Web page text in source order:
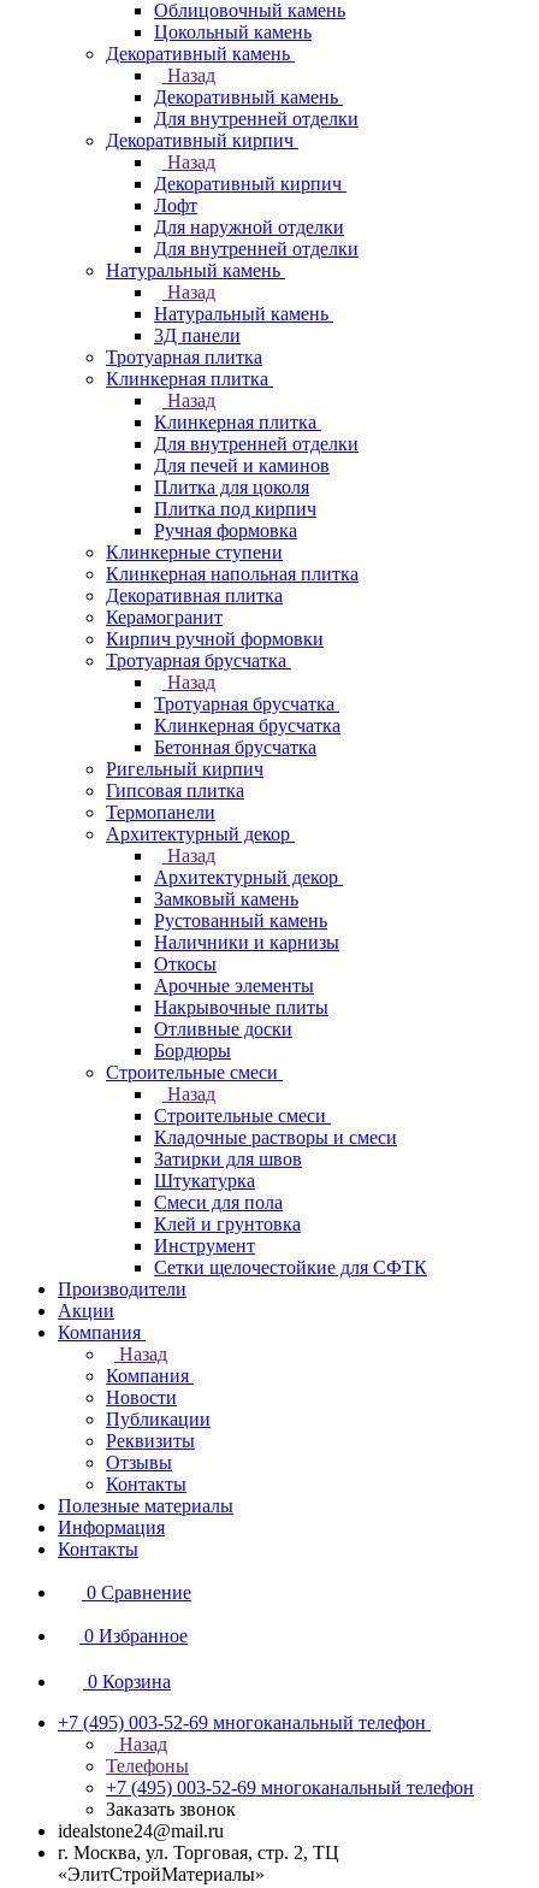
Облицовочный камень
Цокольный камень
Декоративный камень
Назад
Декоративный камень
Для внутренней отделки
Декоративный кирпич
Назад
Декоративный кирпич
Лофт
Для наружной отделки
Для внутренней отделки
Натуральный камень
Назад
Натуральный камень
3Д панели
Тротуарная плитка
Клинкерная плитка
Назад
Клинкерная плитка
Для внутренней отделки
Для печей и каминов
Плитка для цоколя
Плитка под кирпич
Ручная формовка
Клинкерные ступени
Клинкерная напольная плитка
Декоративная плитка
Керамогранит
Кирпич ручной формовки
Тротуарная брусчатка
Назад
Тротуарная брусчатка
Клинкерная брусчатка
Бетонная брусчатка
Ригельный кирпич
Гипсовая плитка
Термопанели
Архитектурный декор
Назад
Архитектурный декор
Замковый камень
Рустованный камень
Наличники и карнизы
Откосы
Арочные элементы
Накрывочные плиты
Отливные доски
Бордюры
Строительные смеси
Назад
Строительные смеси
Кладочные растворы и смеси
Затирки для швов
Штукатурка
Смеси для пола
Клей и грунтовка
Инструмент
Сетки щелочестойкие для СФТК
Производители
Акции
Компания
Назад
Компания
Новости
Публикации
Реквизиты
Отзывы
Контакты
Полезные материалы
Информация
Контакты
0 Сравнение
0 Избранное
0 Корзина
+7 (495) 003-52-69 многоканальный телефон
Назад
Телефоны
+7 (495) 003-52-69 многоканальный телефон
Заказать звонок
idealstone24@mail.ru
г. Москва, ул. Торговая, стр. 2, ТЦ
«ЭлитСтройМатериалы»